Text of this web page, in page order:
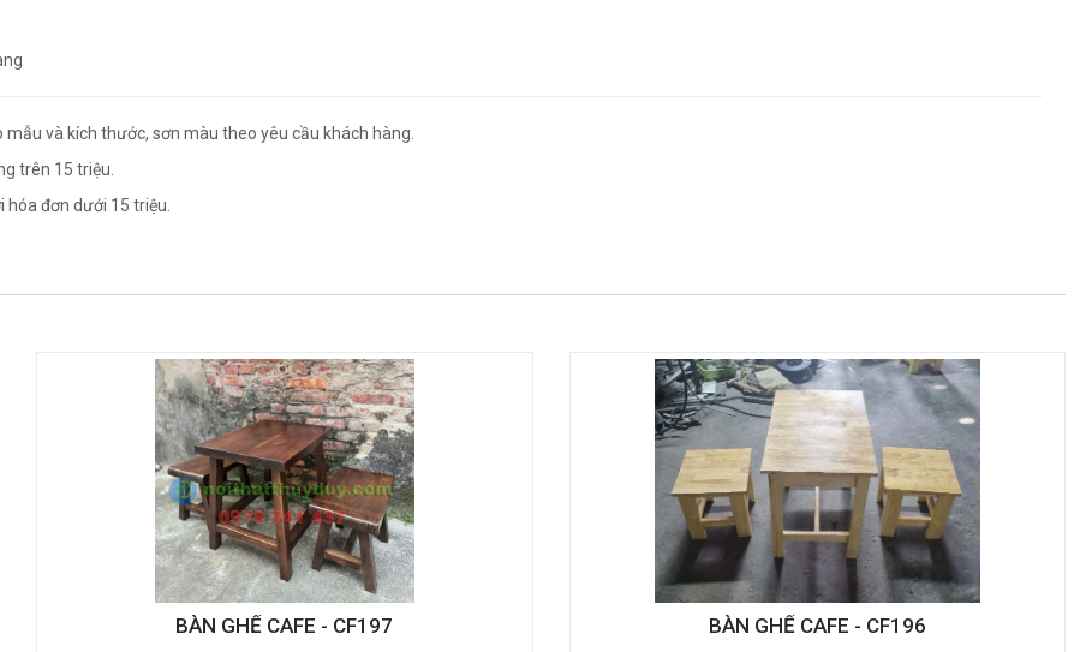
và kích thước, sơn màu theo yêu cầu khách hàng.
trên 15 triệu.
hóa đơn dưới 15 triệu.
BÀN GHẾ CAFE - CF197 BÀN GHẾ CAFE - CF196